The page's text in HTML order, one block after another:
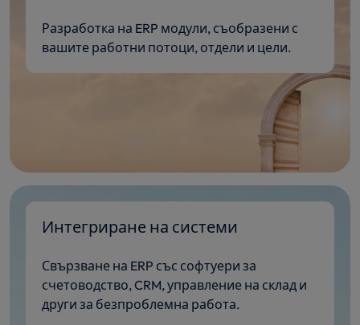
Разработка на ERP модули, съобразени с
вашите работни потоци, отдели и цели.
Интегриране на системи
Свързване на ERP със софтуери за
счетоводство, CRM, управление на склад и
други за безпроблемна работа.